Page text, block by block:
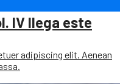
IV llega este
adipiscing elit. Aenean